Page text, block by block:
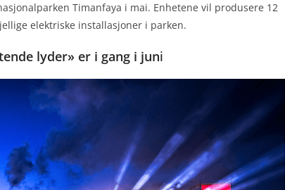
Timanfaya i mai. Enhetene vil produsere 12
elektriske installasjoner i parken.
lyder» er i gang i juni